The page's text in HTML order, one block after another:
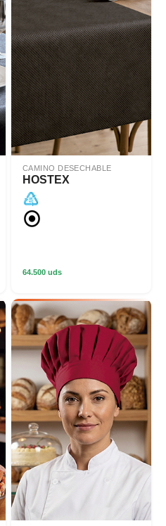
CAMINO DESECHABLE
HOSTEX
64.500 uds